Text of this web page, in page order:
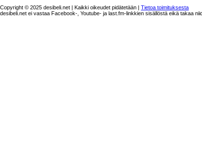
Copyright © 2025 desibeli.net | Kaikki oikeudet pidätetään | Tietoa toimituksesta
desibeli.net ei vastaa Facebook-, Youtube- ja last.fm-linkkien sisällöstä eikä takaa